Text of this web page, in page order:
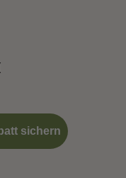
sichern